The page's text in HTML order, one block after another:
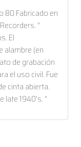
80 Fabricado en
"
El
alambre (en
de grabación
el uso civil. Fue
cinta abierta.
late 1940's. "